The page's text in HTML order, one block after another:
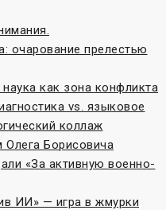
очарование прелестью
как зона конфликта
vs. языковое
коллаж
Олега Борисовича
«За активную военно-
ИИ» — игра в жмурки